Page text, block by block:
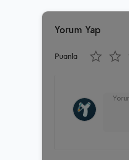
Yorum Yap
Puanla